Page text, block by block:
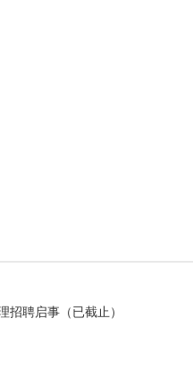
招聘启事（已截止）